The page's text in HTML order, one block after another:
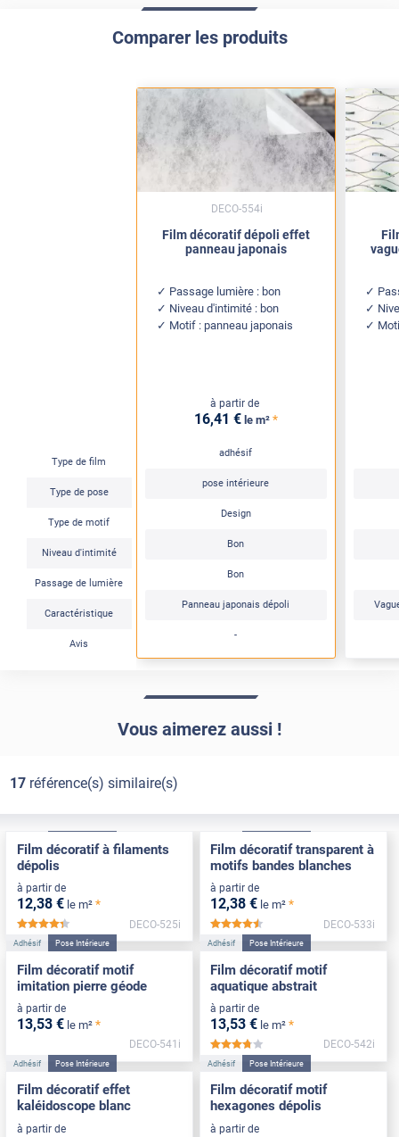
Comparer les produits
Type de film
Type de pose
Type de motif
Niveau d'intimité
Passage de lumière
Caractéristique
Avis
Film décoratif dépoli effet
panneau japonais
Passage lumière : bon
Niveau d'intimité : bon
Motif : panneau japonais
à partir de
16,41 € le m² *
adhésif
pose intérieure
Design
Bon
Bon
Panneau japonais dépoli
-
DECO-554i
Vous aimerez aussi !
17référence(s) similaire(s)
Film décoratif à filaments
dépolis
à partir de
12,38 € le m² *
*****
DECO-525i
Film décoratif transparent à
motifs bandes blanches
à partir de
12,38 € le m² *
*****
DECO-533i
Adhésif Pose Intérieure
Film décoratif motif
imitation pierre géode
à partir de
13,53 € le m² *
DECO-541i
Adhésif Pose Intérieure
Film décoratif motif
aquatique abstrait
à partir de
13,53 € le m² *
*****
DECO-542i
Adhésif Pose Intérieure
Film décoratif effet
kaléidoscope blanc
à partir de
Adhésif Pose Intérieure
Film décoratif motif
hexagones dépolis
à partir de